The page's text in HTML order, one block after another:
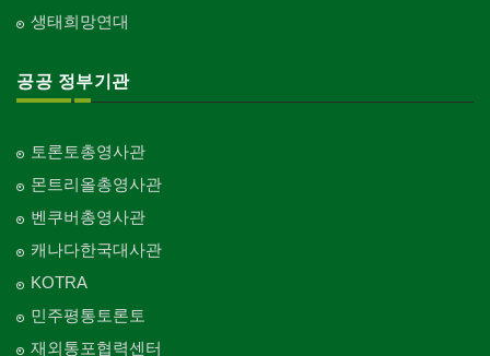
생태희망연대
공공 정부기관
토론토총영사관
몬트리올총영사관
벤쿠버총영사관
캐나다한국대사관
KOTRA
민주평통토론토
재외통포협력센터